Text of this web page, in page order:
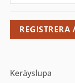
Keräyslupa